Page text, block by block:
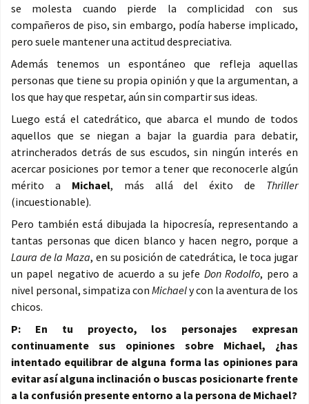
se molesta cuando pierde la complicidad con sus
compañeros de piso, sin embargo, podía haberse implicado,
pero suele mantener una actitud despreciativa.
Además tenemos un espontáneo que refleja aquellas
personas que tiene su propia opinión y que la argumentan, a
los que hay que respetar, aún sin compartir sus ideas.
Luego está el catedrático, que abarca el mundo de todos
aquellos que se niegan a bajar la guardia para debatir,
atrincherados detrás de sus escudos, sin ningún interés en
acercar posiciones por temor a tener que reconocerle algún
mérito a Michael, más allá del éxito de Thriller
(incuestionable).
Pero también está dibujada la hipocresía, representando a
tantas personas que dicen blanco y hacen negro, porque a
Laura de la Maza, en su posición de catedrática, le toca jugar
un papel negativo de acuerdo a su jefe Don Rodolfo, pero a
nivel personal, simpatiza con Michaely con la aventura de los
chicos.
P: En tu proyecto, los personajes expresan
continuamente sus opiniones sobre Michael, ¿has
intentado equilibrar de alguna forma las opiniones para
evitar así alguna inclinación o buscas posicionarte frente
a la confusión presente entorno a la persona de Michael?